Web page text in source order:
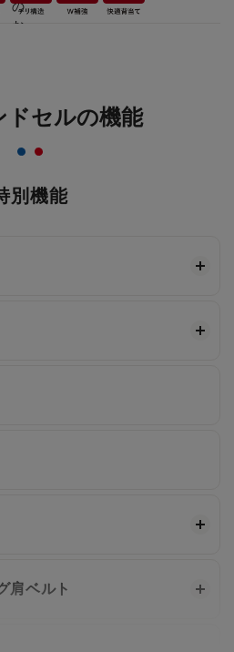
ドセルの機能
別機能
肩ベルト